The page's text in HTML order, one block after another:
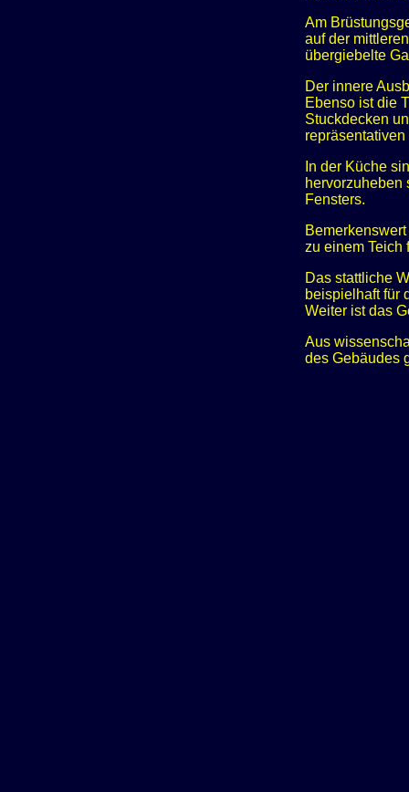
Am
auf der
übergiebelte
Der innere
Ebenso ist die
Stuckdecken
In der Küche
hervorzuheben
Fensters.
zu einem Teich
Das stattliche
beispielhaft für
Weiter ist das
Aus
des Gebäudes